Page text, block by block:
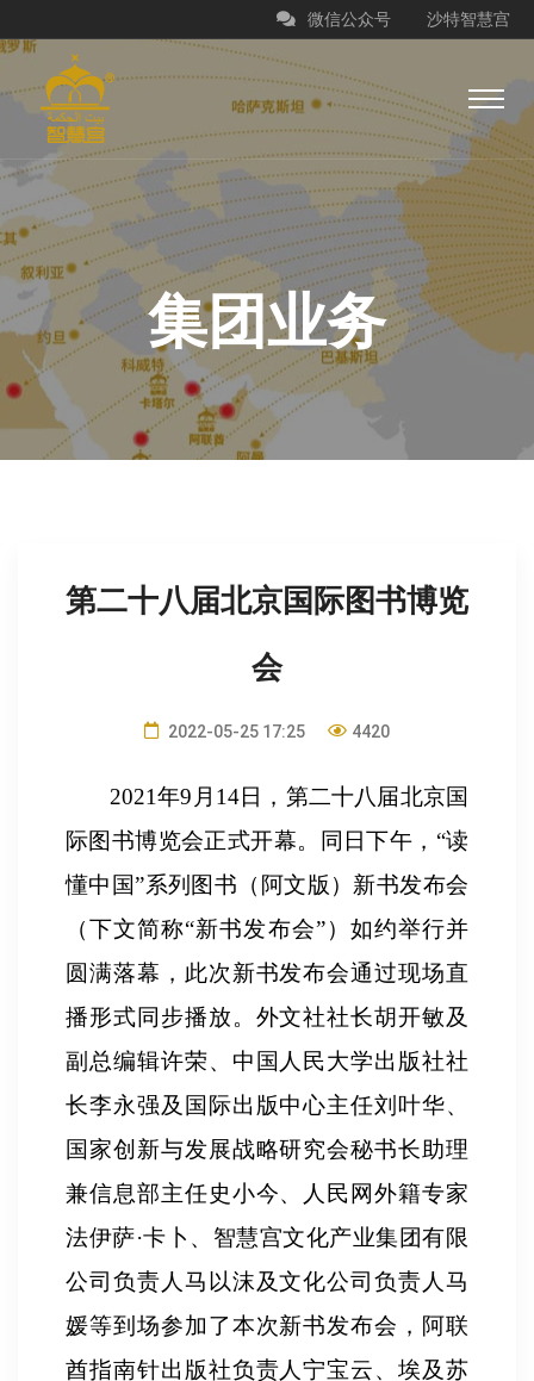
沙特智慧宫
微信公众号
集团业务
第二十八届北京国际图书博览
会
2022-05-25 17:25 4420
2021年9 月 14日，第二十八届北京国
际图书博览会正式开幕。同日下午， “读
懂中国”系列图书（阿文版）新书发布会
（下文简称“新书发布会”）如约举行并
圆满落幕，此次新书发布会通过现场直
播形式同步播放。外文社社长胡开敏及
副总编辑许荣、中国人民大学出版社社
长李永强及国际出版中心主任刘叶华、
国家创新与发展战略研究会秘书长助理
兼信息部主任史小今、人民网外籍专家
法伊萨·卡卜、智慧宫文化产业集团有限
公司负责人马以沫及文化公司负责人马
媛等到场参加了本次新书发布会，阿联
酋指南针出版社负责人宁宝云、埃及苏